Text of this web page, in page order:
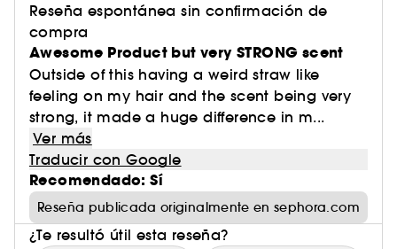
Reseña espontánea sin confirmación de
compra
Awesome Product but very STRONG scent
Outside of this having a weird straw like
feeling on my hair and the scent being very
strong, it made a huge difference in m...
Ver más
Traducir con Google
Recomendado: Sí
Reseña publicada originalmente en sephora.com
¿Te resultó útil esta reseña?